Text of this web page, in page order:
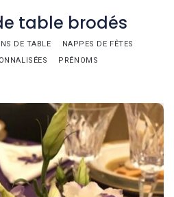
table brodés
DE TABLE
NAPPES DE FÊTES
PRÉNOMS